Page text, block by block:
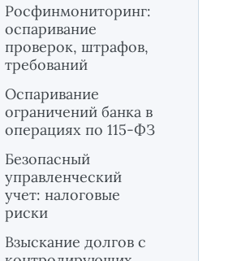
Росфинмониторинг:
оспаривание
проверок, штрафов,
требований
Оспаривание
ограничений банка в
операциях по 115-ФЗ
Безопасный
управленческий
учет: налоговые
риски
Взыскание долгов с